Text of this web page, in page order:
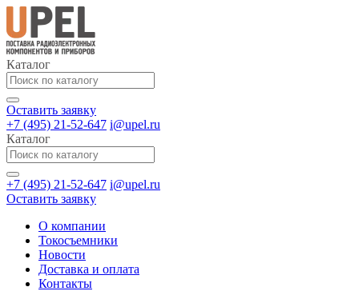
Каталог
Оставить заявку
+7 (495) 21-52-647 i@upel.ru
Каталог
+7 (495) 21-52-647 i@upel.ru
Оставить заявку
О компании
Токосъемники
Новости
Доставка и оплата
Контакты